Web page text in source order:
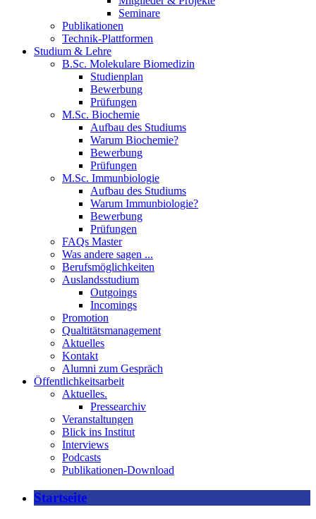
Seminare
Publikationen
Technik-Plattformen
Studium & Lehre
B.Sc. Molekulare Biomedizin
Studienplan
Bewerbung
Prüfungen
M.Sc. Biochemie
Aufbau des Studiums
Warum Biochemie?
Bewerbung
Prüfungen
M.Sc. Immunbiologie
Aufbau des Studiums
Warum Immunbiologie?
Bewerbung
Prüfungen
FAQs Master
Was andere sagen ...
Berufsmöglichkeiten
Auslandsstudium
Outgoings
Incomings
Promotion
Qualtitätsmanagement
Aktuelles
Kontakt
Alumni zum Gespräch
Öffentlichkeitsarbeit
Aktuelles.
Pressearchiv
Veranstaltungen
Blick ins Institut
Interviews
Podcasts
Publikationen-Download
Startseite